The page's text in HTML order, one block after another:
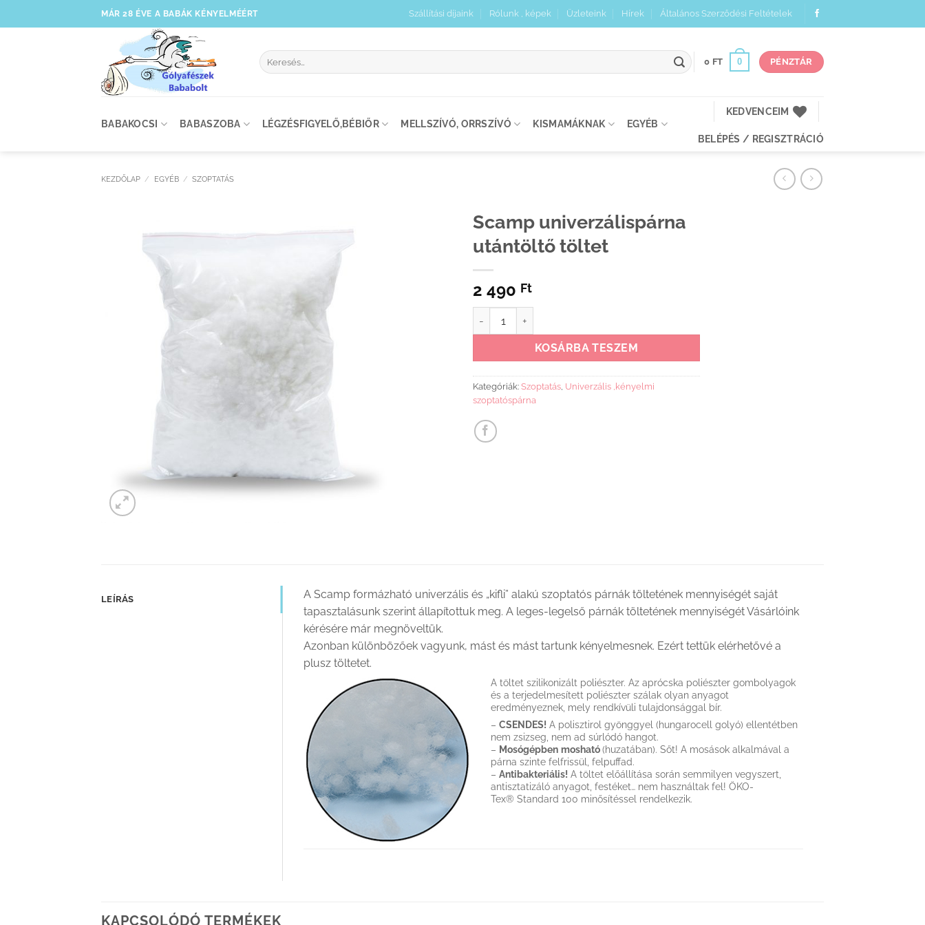
to
MÁR 28 ÉVE A BABÁK KÉNYELMÉÉRT Szállítási díjaink Rólunk , képek Üzleteink Hírek Általános Szerződési Feltételek
Keresés
a
0 FT 0 PÉNZTÁR
BABAKOCSI BABASZOBA LÉGZÉSFIGYELŐ,BÉBIŐR MELLSZÍVÓ, ORRSZÍVÓ KISMAMÁKNAK EGYÉB
KEDVENCEIM
BELÉPÉS / REGISZTRÁCIÓ
KEZDŐLAP / EGYÉB / SZOPTATÁS
Kedvenceimhez
Scamp univerzálispárna
utántöltő töltet
2 490 Ft
KOSÁRBA TESZEM
Kategóriák: Szoptatás Univerzális ,kényelmi
szoptatóspárna
LEÍRÁS
A Scamp formázható univerzális és „kifli” alakú szoptatós párnák töltetének mennyiségét saját
tapasztalásunk szerint állapítottuk meg. A leges-legelső párnák töltetének mennyiségét Vásárlóink
kérésére már megnöveltük.
Azonban különbözőek vagyunk, mást és mást tartunk kényelmesnek. Ezért tettük elérhetővé a
plusz töltetet.
A töltet szilikonizált poliészter. Az aprócska poliészter gombolyagok
és a terjedelmesített poliészter szálak olyan anyagot
eredményeznek, mely rendkívüli tulajdonsággal bír.
– CSENDES! A polisztirol gyönggyel (hungarocell golyó) ellentétben
nem zsizseg, nem ad súrlódó hangot.
– Mosógépben mosható(huzatában). Sőt! A mosások alkalmával a
párna szinte felfrissül, felpuffad.
– Antibakteriális! A töltet előállítása során semmilyen vegyszert,
antisztatizáló anyagot, festéket… nem használtak fel! ÖKO-
Tex® Standard 100 minősítéssel rendelkezik.
KAPCSOLÓDÓ TERMÉKEK